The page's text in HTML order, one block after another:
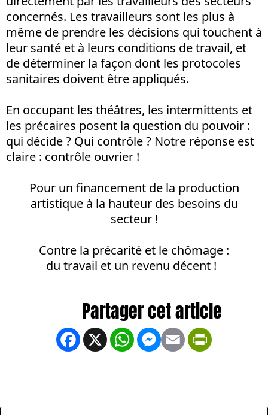
concernés. Les travailleurs sont les plus à
même de prendre les décisions qui touchent à
leur santé et à leurs conditions de travail, et
de déterminer la façon dont les protocoles
sanitaires doivent être appliqués.
En occupant les théâtres, les intermittents et
les précaires posent la question du pouvoir :
qui décide ? Qui contrôle ? Notre réponse est
claire : contrôle ouvrier !
Pour un financement de la production
artistique à la hauteur des besoins du
secteur !
Contre la précarité et le chômage :
du travail et un revenu décent !
Facebook
X WhatsApp
Messenger
Email